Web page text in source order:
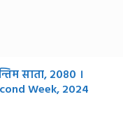
साता, २०८० ।
Week, 2024